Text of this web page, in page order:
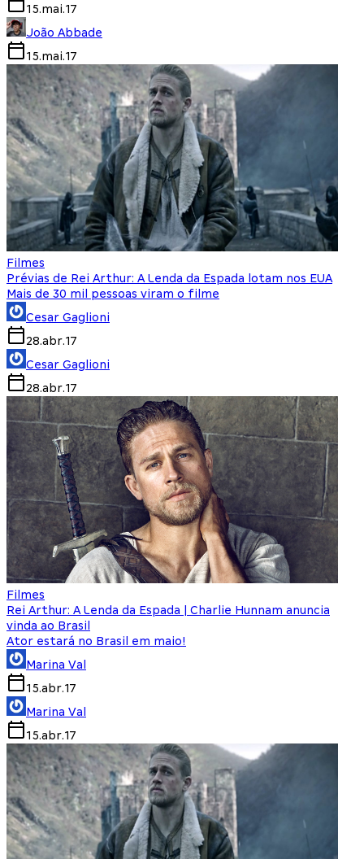
15.mai.17
João Abbade
15.mai.17
Filmes
Prévias de Rei Arthur: A Lenda da Espada lotam nos EUA
Mais de 30 mil pessoas viram o filme
Cesar Gaglioni
28.abr.17
Cesar Gaglioni
28.abr.17
Filmes
Rei Arthur: A Lenda da Espada | Charlie Hunnam anuncia
vinda ao Brasil
Ator estará no Brasil em maio!
Marina Val
15.abr.17
Marina Val
15.abr.17